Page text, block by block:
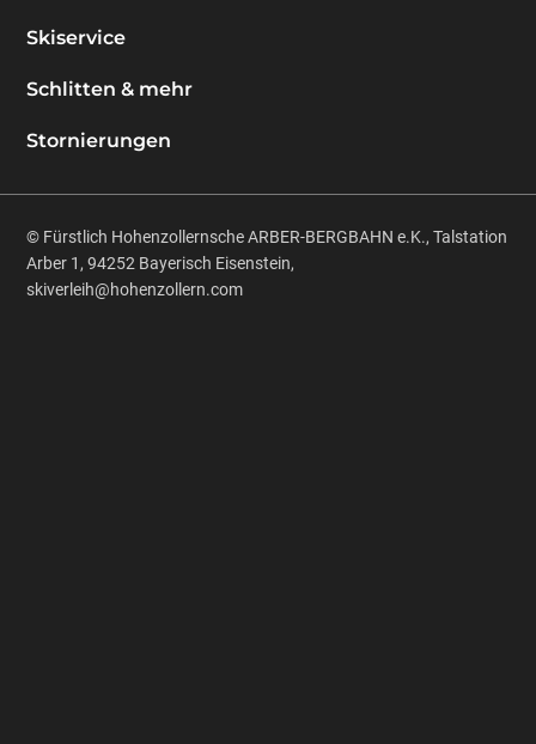
Skiservice
Schlitten & mehr
Stornierungen
© Fürstlich Hohenzollernsche ARBER-BERGBAHN e.K., Talstation
Arber 1, 94252 Bayerisch Eisenstein,
skiverleih@hohenzollern.com